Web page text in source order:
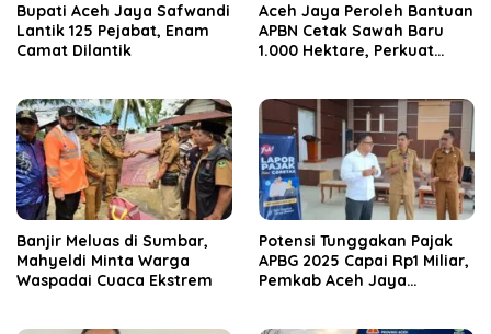
Bupati Aceh Jaya Safwandi
Lantik 125 Pejabat, Enam
Camat Dilantik
Aceh Jaya Peroleh Bantuan
APBN Cetak Sawah Baru
1.000 Hektare, Perkuat
Banjir Meluas di Sumbar,
Mahyeldi Minta Warga
Waspadai Cuaca Ekstrem
Potensi Tunggakan Pajak
APBG 2025 Capai Rp1 Miliar,
Pemkab Aceh Jaya